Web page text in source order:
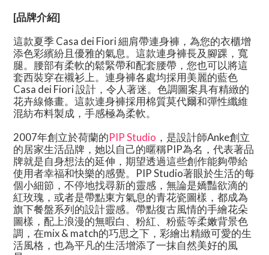
[品牌介紹]
這款夏季 Casa dei Fiori 細肩帶連身褲，為您的衣櫃增
添色彩繽紛且優雅的氣息。這款連身褲長及腳踝，寬
腿。腰部有柔軟的鬆緊帶和配套腰帶，您也可以將這
套西裝穿在襯衫上。連身褲各處均採用美麗的藍色
Casa dei Fiori 設計，令人著迷。色調圖案具有精緻的
花卉線條畫。這款連身褲採用棉質莫代爾和彈性纖維
混紡布料製成，手感極為柔軟。
2007年創立於荷蘭的PIP Studio ，是設計師Anke創立
的居家生活品牌，她以自己的暱稱PIP為名，代表著品
牌就是自身想法的延伸，期望透過這些創作能夠帶給
使用者幸福和快樂的感覺。PIP Studio著眼於生活的每
個小細節，不停地找尋新的靈感，無論是嬌豔欲滴的
紅玫瑰，或者是帶點東方氣息的青花瓷圖樣，都成為
旗下餐盤系列的設計靈感。帶點復古風情的手繪花朵
圖樣，配上浪漫的無暇白、粉紅、粉藍等柔嫩背景色
調，在mix & match的巧思之下，彩繪出精緻可愛的生
活風格，也為平凡的生活增添了一抹自然美好的風